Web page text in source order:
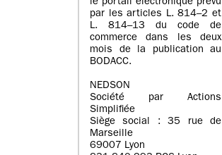
le portail électronique prévu
par les articles L. 814–2 et
L. 814–13 du code de
commerce dans les deux
mois de la publication au
BODACC.
NEDSON
Société par Actions
Simplifiée
Siège social : 35 rue de
Marseille
69007 Lyon